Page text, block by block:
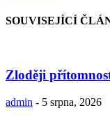
SOUVISEJÍCÍ
Zloději
admin - 5 srpna, 2026